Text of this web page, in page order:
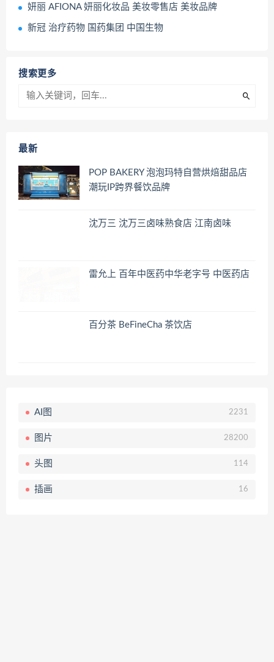
妍丽 AFIONA 妍丽化妆品 美妆零售店 美妆品牌
新冠 治疗药物 国药集团 中国生物
搜索更多
最新
POP BAKERY 泡泡玛特自营烘焙甜品店
潮玩IP跨界餐饮品牌
沈万三 沈万三卤味熟食店 江南卤味
雷允上 百年中医药中华老字号 中医药店
百分茶 BeFineCha 茶饮店
AI图 2231
图片 28200
头图 114
插画 16